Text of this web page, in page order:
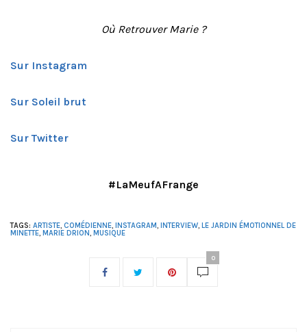
Où Retrouver Marie ?
Sur Instagram
Sur Soleil brut
Sur Twitter
#LaMeufAFrange
TAGS: ARTISTE, COMÉDIENNE, INSTAGRAM, INTERVIEW, LE JARDIN ÉMOTIONNEL DE
MINETTE, MARIE DRION, MUSIQUE
0